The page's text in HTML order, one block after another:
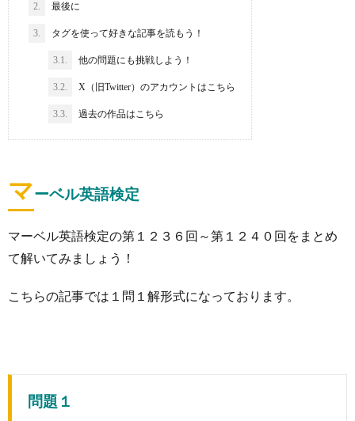
2. 最後に
3. タグを使って好きな記事を読もう！
3.1. 他の問題にも挑戦しよう！
3.2. X（旧Twitter）のアカウントはこちら
3.3. 過去の作品はこちら
マーベル英語検定
マーベル英語検定の第１２３６回～第１２４０回をまとめ
て解いてみましょう！
こちらの記事では１問１解形式になっております。
問題１